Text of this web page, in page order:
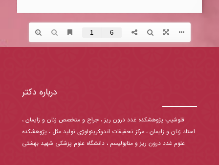
درباره دکتر
فلوشیپ پژوهشکده غدد درون ریز ، جراح و متخصص زنان و زایمان ،
استاد زنان و زایمان ، مرکز تحقیقات اندوکرینولوژی تولید مثل ، پژوهشکده
علوم غدد درون ریز و متابولیسم ، دانشگاه علوم پزشکی شهید بهشتی